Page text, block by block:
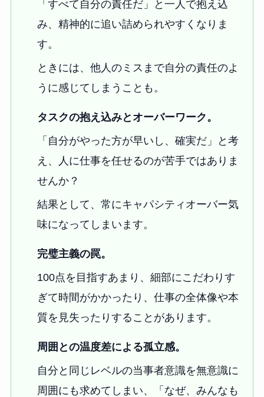
「すべて自分の責任だ」と一人で抱え込
み、精神的に追い詰められやすくなりま
す。
ときには、他人のミスまで自分の責任のよ
うに感じてしまうことも。
タスクの抱え込みとオーバーワーク。
「自分がやった方が早いし、確実だ」と考
え、人に仕事を任せるのが苦手ではありま
せんか？
結果として、常にキャパシティオーバー気
味になってしまいます。
完璧主義の罠。
100点を目指すあまり、細部にこだわりす
ぎて時間がかかったり、仕事の全体像や本
質を見失ったりすることがあります。
周囲との温度差による孤立感。
自分と同じレベルの当事者意識を無意識に
周囲にも求めてしまい、「なぜ、みんなも